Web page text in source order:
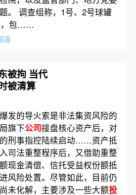
。 调查组称，1号、2号球罐
，包……
道
被拘 当代
被清算
发的导火索是非法集资风险的
旗下公司接盘核心资产后，对
刑事指控陆续启动……资产抵
司法重整程序后，又借助重整
现金清偿、信托受益权份额抵
风险处置。尽管如此，目前仍
未化解，主要涉及一些大额投